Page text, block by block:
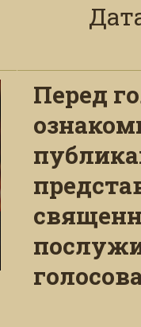
Перед